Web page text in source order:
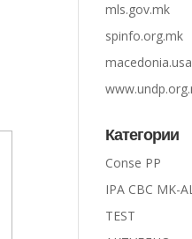
mls.gov.mk
spinfo.org.mk
Категории
Conse PP
IPA CBC MK-
TEST